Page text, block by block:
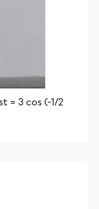
= 3 cos (-1/2